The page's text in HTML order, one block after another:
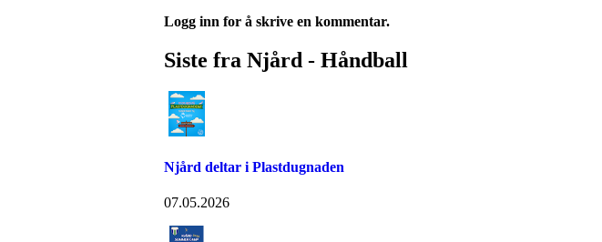
Logg inn for å skrive en kommentar.
Siste fra Njård - Håndball
Njård deltar i Plastdugnaden
07.05.2026